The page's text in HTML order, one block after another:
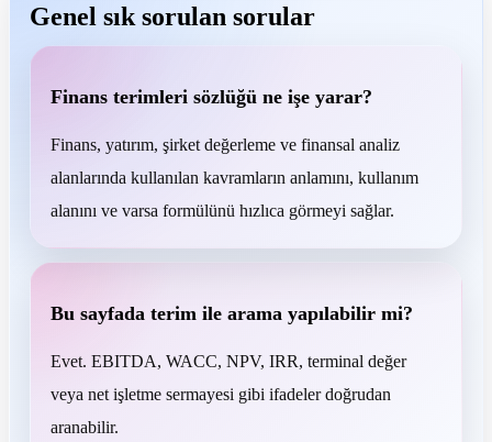
Genel sık sorulan sorular
Finans terimleri sözlüğü ne işe yarar?
Finans, yatırım, şirket değerleme ve finansal analiz
alanlarında kullanılan kavramların anlamını, kullanım
alanını ve varsa formülünü hızlıca görmeyi sağlar.
Bu sayfada terim ile arama yapılabilir mi?
Evet. EBITDA, WACC, NPV, IRR, terminal değer
veya net işletme sermayesi gibi ifadeler doğrudan
aranabilir.